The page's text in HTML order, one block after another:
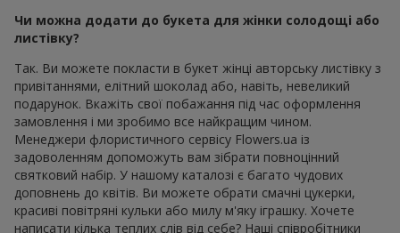
Чи можна додати до букета для жінки солодощі або
листівку?
Так. Ви можете покласти в букет жінці авторську листівку з
привітаннями, елітний шоколад або, навіть, невеликий
подарунок. Вкажіть свої побажання під час оформлення
замовлення і ми зробимо все найкращим чином.
Менеджери флористичного сервісу Flowers.ua із
задоволенням допоможуть вам зібрати повноцінний
святковий набір. У нашому каталозі є багато чудових
доповнень до квітів. Ви можете обрати смачні цукерки,
красиві повітряні кульки або милу м'яку іграшку. Хочете
написати кілька теплих слів від себе? Наші співробітники